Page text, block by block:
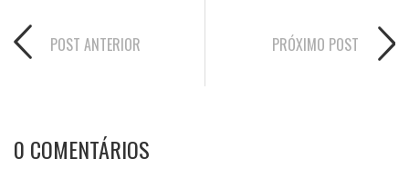
POST ANTERIOR PRÓXIMO POST
0 COMENTÁRIOS